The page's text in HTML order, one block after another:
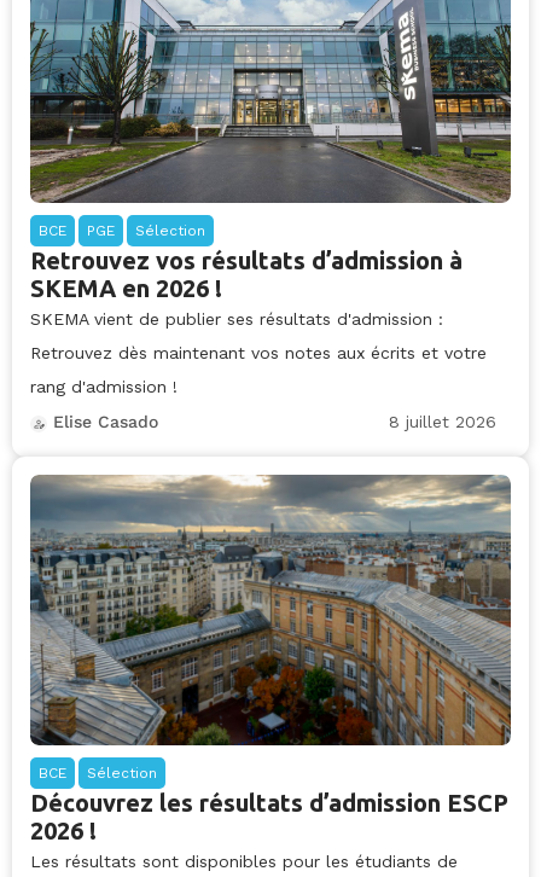
BCE PGE Sélection
Retrouvez vos résultats d’admission à
SKEMA en 2026 !
SKEMA vient de publier ses résultats d'admission :
Retrouvez dès maintenant vos notes aux écrits et votre
rang d'admission !
Elise Casado
8 juillet 2026
BCE Sélection
Découvrez les résultats d’admission ESCP
2026 !
Les résultats sont disponibles pour les étudiants de